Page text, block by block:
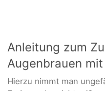
Anleitung zum
Augenbrauen
Hierzu nimmt man